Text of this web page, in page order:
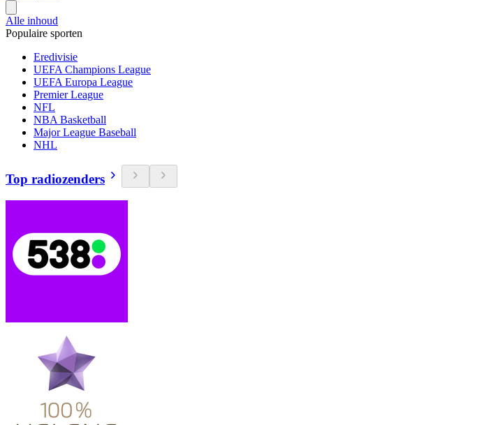
Alle inhoud
Populaire sporten
Eredivisie
UEFA Champions League
UEFA Europa League
Premier League
NFL
NBA Basketball
Major League Baseball
NHL
Top radiozenders